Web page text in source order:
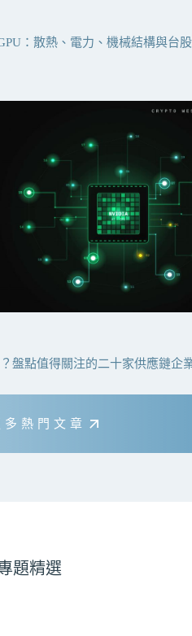
：散熱、電力、機械結構與台股
盤點值得關注的二十家供應鏈企
多熱門文章
題精選